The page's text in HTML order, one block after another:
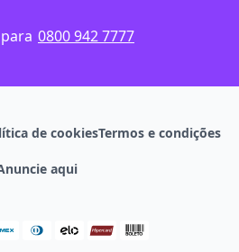
0800 942 7777
de cookiesTermos e condições
aqui